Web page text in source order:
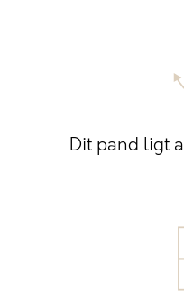
Dit pand ligt